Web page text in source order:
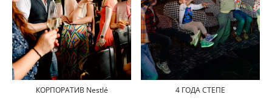
КОРПОРАТИВ Nestlé 4 ГОДА СТЕПЕ